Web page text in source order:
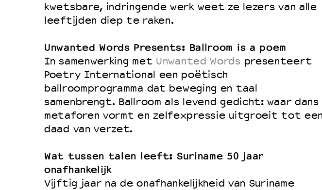
kwetsbare, indringende werk weet ze lezers van alle
leeftijden diep te raken.
Unwanted Words Presents: Ballroom is a poem
In samenwerking met Unwanted Wordspresenteert
Poetry International een poëtisch
ballroomprogramma dat beweging en taal
samenbrengt. Ballroom als levend gedicht: waar dans
metaforen vormt en zelfexpressie uitgroeit tot een
daad van verzet.
Wat tussen talen leeft: Suriname 50 jaar
onafhankelijk
Vijftig jaar na de onafhankelijkheid van Suriname